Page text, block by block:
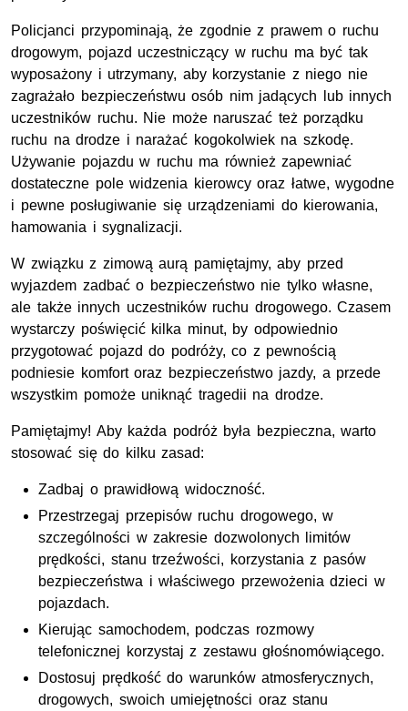
Policjanci przypominają, że zgodnie z prawem o ruchu
drogowym, pojazd uczestniczący w ruchu ma być tak
wyposażony i utrzymany, aby korzystanie z niego nie
zagrażało bezpieczeństwu osób nim jadących lub innych
uczestników ruchu. Nie może naruszać też porządku
ruchu na drodze i narażać kogokolwiek na szkodę.
Używanie pojazdu w ruchu ma również zapewniać
dostateczne pole widzenia kierowcy oraz łatwe, wygodne
i pewne posługiwanie się urządzeniami do kierowania,
hamowania i sygnalizacji.
W związku z zimową aurą pamiętajmy, aby przed
wyjazdem zadbać o bezpieczeństwo nie tylko własne,
ale także innych uczestników ruchu drogowego. Czasem
wystarczy poświęcić kilka minut, by odpowiednio
przygotować pojazd do podróży, co z pewnością
podniesie komfort oraz bezpieczeństwo jazdy, a przede
wszystkim pomoże uniknąć tragedii na drodze.
Pamiętajmy! Aby każda podróż była bezpieczna, warto
stosować się do kilku zasad:
Zadbaj o prawidłową widoczność.
Przestrzegaj przepisów ruchu drogowego, w
szczególności w zakresie dozwolonych limitów
prędkości, stanu trzeźwości, korzystania z pasów
bezpieczeństwa i właściwego przewożenia dzieci w
pojazdach.
Kierując samochodem, podczas rozmowy
telefonicznej korzystaj z zestawu głośnomówiącego.
Dostosuj prędkość do warunków atmosferycznych,
drogowych, swoich umiejętności oraz stanu